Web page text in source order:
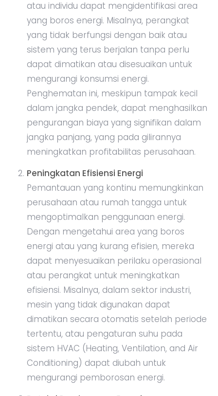
atau individu dapat mengidentifikasi area
yang boros energi. Misalnya, perangkat
yang tidak berfungsi dengan baik atau
sistem yang terus berjalan tanpa perlu
dapat dimatikan atau disesuaikan untuk
mengurangi konsumsi energi.
Penghematan ini, meskipun tampak kecil
dalam jangka pendek, dapat menghasilkan
pengurangan biaya yang signifikan dalam
jangka panjang, yang pada gilirannya
meningkatkan profitabilitas perusahaan.
Peningkatan Efisiensi Energi
Pemantauan yang kontinu memungkinkan
perusahaan atau rumah tangga untuk
mengoptimalkan penggunaan energi.
Dengan mengetahui area yang boros
energi atau yang kurang efisien, mereka
dapat menyesuaikan perilaku operasional
atau perangkat untuk meningkatkan
efisiensi. Misalnya, dalam sektor industri,
mesin yang tidak digunakan dapat
dimatikan secara otomatis setelah periode
tertentu, atau pengaturan suhu pada
sistem HVAC (Heating, Ventilation, and Air
Conditioning) dapat diubah untuk
mengurangi pemborosan energi.